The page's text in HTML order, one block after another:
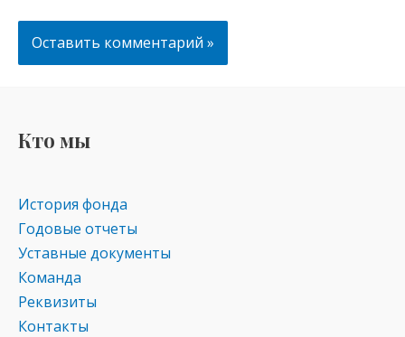
Кто мы
История фонда
Годовые отчеты
Уставные документы
Команда
Реквизиты
Контакты